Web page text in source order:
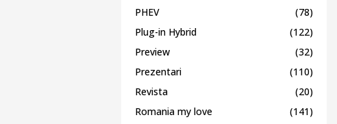
PHEV
(78)
Plug-in Hybrid
(122)
Preview
(32)
Prezentari
(110)
Revista
(20)
Romania my love
(141)